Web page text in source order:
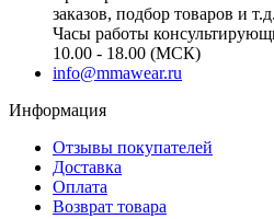
заказов, подбор товаров и т.д.
Часы работы
10.00 - 18.00 (МСК)
info@mmawear.ru
Информация
Отзывы покупателей
Доставка
Оплата
Возврат товара